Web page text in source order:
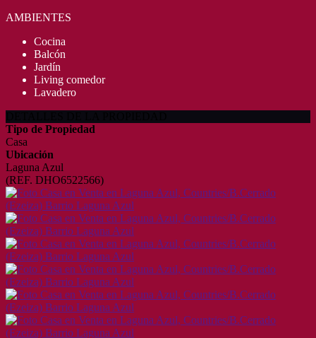
AMBIENTES
Cocina
Balcón
Jardín
Living comedor
Lavadero
Tipo de Propiedad
Casa
Ubicación
Laguna Azul
(REF. DHO6522566)